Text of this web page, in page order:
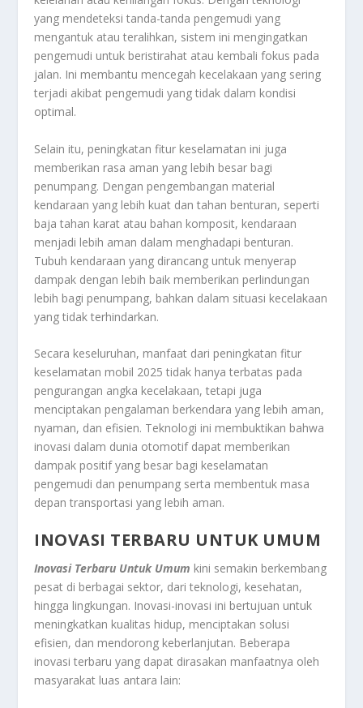
yang mendeteksi tanda-tanda pengemudi yang
mengantuk atau teralihkan, sistem ini mengingatkan
pengemudi untuk beristirahat atau kembali fokus pada
jalan. Ini membantu mencegah kecelakaan yang sering
terjadi akibat pengemudi yang tidak dalam kondisi
optimal.
Selain itu, peningkatan fitur keselamatan ini juga
memberikan rasa aman yang lebih besar bagi
penumpang. Dengan pengembangan material
kendaraan yang lebih kuat dan tahan benturan, seperti
baja tahan karat atau bahan komposit, kendaraan
menjadi lebih aman dalam menghadapi benturan.
Tubuh kendaraan yang dirancang untuk menyerap
dampak dengan lebih baik memberikan perlindungan
lebih bagi penumpang, bahkan dalam situasi kecelakaan
yang tidak terhindarkan.
Secara keseluruhan, manfaat dari peningkatan fitur
keselamatan mobil 2025 tidak hanya terbatas pada
pengurangan angka kecelakaan, tetapi juga
menciptakan pengalaman berkendara yang lebih aman,
nyaman, dan efisien. Teknologi ini membuktikan bahwa
inovasi dalam dunia otomotif dapat memberikan
dampak positif yang besar bagi keselamatan
pengemudi dan penumpang serta membentuk masa
depan transportasi yang lebih aman.
INOVASI TERBARU UNTUK UMUM
Inovasi Terbaru Untuk Umum kini semakin berkembang
pesat di berbagai sektor, dari teknologi, kesehatan,
hingga lingkungan. Inovasi-inovasi ini bertujuan untuk
meningkatkan kualitas hidup, menciptakan solusi
efisien, dan mendorong keberlanjutan. Beberapa
inovasi terbaru yang dapat dirasakan manfaatnya oleh
masyarakat luas antara lain: